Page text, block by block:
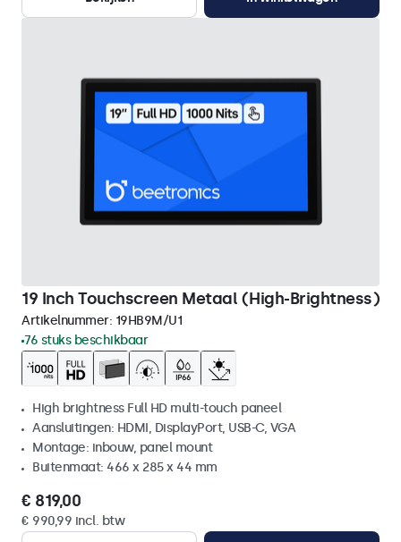
19 Inch Touchscreen Metaal (High-Brightness)
Artikelnummer: 19HB9M/U1
76 stuks beschikbaar
High brightness Full HD multi-touch paneel
Aansluitingen: HDMI, DisplayPort, USB-C, VGA
Montage: inbouw, panel mount
Buitenmaat: 466 x 285 x 44 mm
€ 819,00
€ 990,99 incl. btw